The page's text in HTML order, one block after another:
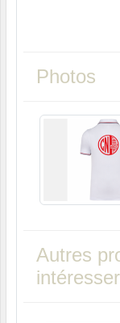
Photos
Autres
intéresser